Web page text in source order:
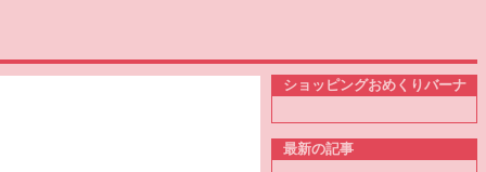
ショッピングおめくりバーナ
最新の記事